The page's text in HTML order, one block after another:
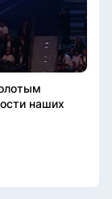
наших